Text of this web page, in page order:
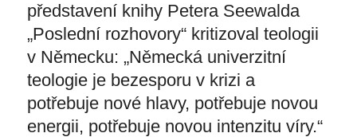
představení knihy Petera Seewalda
„Poslední rozhovory“ kritizoval teologii
v Německu: „Německá univerzitní
teologie je bezesporu v krizi a
potřebuje nové hlavy, potřebuje novou
energii, potřebuje novou intenzitu víry.“